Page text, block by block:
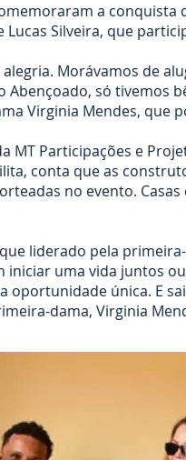
a
Lucas Silveira, que
Morávamos de
só tivemos
Virginia Mendes, que
MT Participações e
conta que as
no evento.
liderado pela
iniciar uma vida juntos
oportunidade única. E
dama, Virginia